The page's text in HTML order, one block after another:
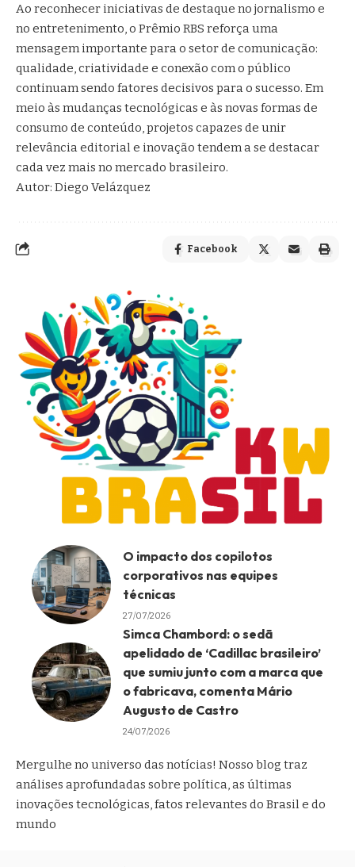
Ao reconhecer iniciativas de destaque no jornalismo e
no entretenimento, o Prêmio RBS reforça uma
mensagem importante para o setor de comunicação:
qualidade, criatividade e conexão com o público
continuam sendo fatores decisivos para o sucesso. Em
meio às mudanças tecnológicas e às novas formas de
consumo de conteúdo, projetos capazes de unir
relevância editorial e inovação tendem a se destacar
cada vez mais no mercado brasileiro.
Autor: Diego Velázquez
Facebook
O impacto dos copilotos
corporativos nas equipes
técnicas
27/07/2026
Simca Chambord: o sedã
apelidado de ‘Cadillac brasileiro’
que sumiu junto com a marca que
o fabricava, comenta Mário
Augusto de Castro
24/07/2026
Mergulhe no universo das notícias! Nosso blog traz
análises aprofundadas sobre política, as últimas
inovações tecnológicas, fatos relevantes do Brasil e do
mundo